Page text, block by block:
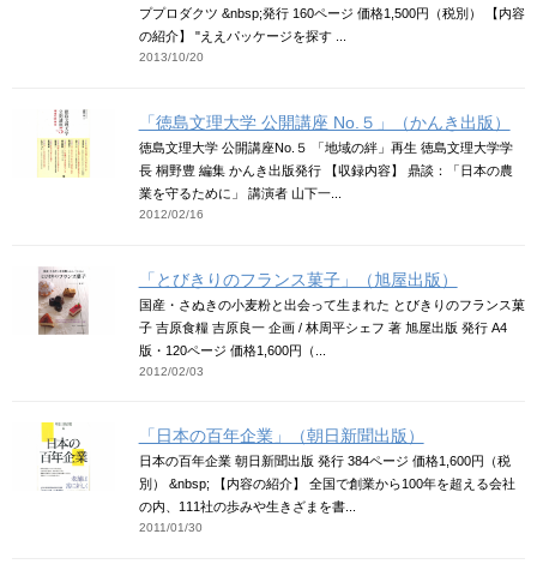
ププロダクツ &nbsp;発行 160ページ 価格1,500円（税別） 【内容
の紹介】 "ええパッケージを探す ...
2013/10/20
「徳島文理大学 公開講座 No.５」（かんき出版）
徳島文理大学 公開講座No.５ 「地域の絆」再生 徳島文理大学学
長 桐野豊 編集 かんき出版発行 【収録内容】 鼎談：「日本の農
業を守るために」 講演者 山下一...
2012/02/16
「とびきりのフランス菓子」（旭屋出版）
国産・さぬきの小麦粉と出会って生まれた とびきりのフランス菓
子 吉原食糧 吉原良一 企画 / 林周平シェフ 著 旭屋出版 発行 A4
版・120ページ 価格1,600円（...
2012/02/03
「日本の百年企業」（朝日新聞出版）
日本の百年企業 朝日新聞出版 発行 384ページ 価格1,600円（税
別） &nbsp; 【内容の紹介】 全国で創業から100年を超える会社
の内、111社の歩みや生きざまを書...
2011/01/30